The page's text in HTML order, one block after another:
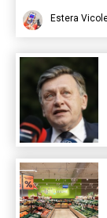
Estera